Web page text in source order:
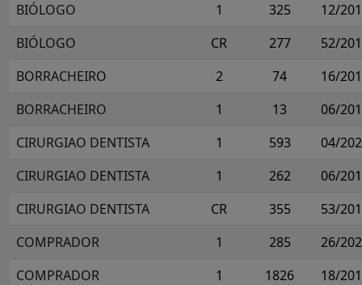
BIÓLOGO
1 325
12/
BIÓLOGO
CR 277
52/
BORRACHEIRO
2 74
16/
BORRACHEIRO
1 13
06/
CIRURGIAO DENTISTA
1 593
04/
CIRURGIAO DENTISTA
1 262
06/
CIRURGIAO DENTISTA
CR 355
53/
COMPRADOR
1 285
26/
COMPRADOR
1 1826
18/